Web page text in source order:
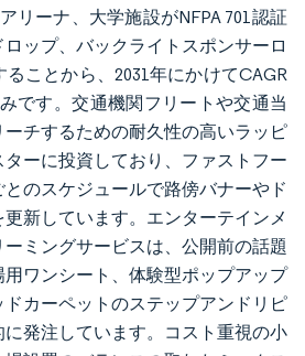
リーナ、大学施設がNFPA 701認証
ップ、バックライトスポンサーロ
ことから、2031年にかけてCAGR
です。交通機関フリートや交通当
チするための耐久性の高いラッピ
ーに投資しており、ファストフー
とのスケジュールで路傍バナーやド
新しています。エンターテインメ
ミングサービスは、公開前の話題
ワンシート、体験型ポップアップ
カーペットのステップアンドリピ
発注しています。コスト重視の小